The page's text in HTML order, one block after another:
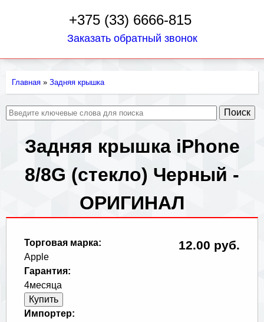
+375 (33) 6666-815
Заказать обратный звонок
Вы
здесь
Главная » Задняя крышка
Задняя крышка iPhone
8/8G (стекло) Черный -
ОРИГИНАЛ
12.00 руб.
Торговая марка:
Apple
Гарантия:
4месяца
Импортер: